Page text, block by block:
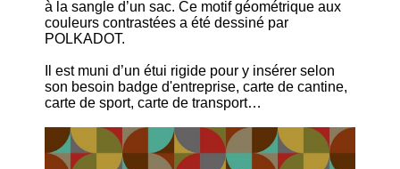
à la sangle d’un sac. Ce motif géométrique aux
couleurs contrastées a été dessiné par
POLKADOT.
Il est muni d’un étui rigide pour y insérer selon
son besoin badge d'entreprise, carte de cantine,
carte de sport, carte de transport…